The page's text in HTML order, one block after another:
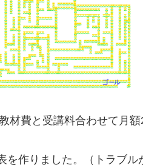
材費と受講料合わせて月額
を作りました。（トラブル